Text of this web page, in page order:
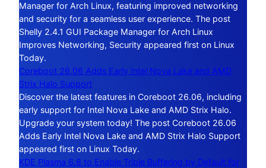
Manager for Arch Linux, featuring improved networking
and security for a seamless user experience. The post
Shelly 2.4.1 GUI Package Manager for Arch Linux
Improves Networking, Security appeared first on Linux
Today.
Coreboot 26.06 Adds Early Intel Nova Lake and AMD
Strix Halo Support
Discover the latest features in Coreboot 26.06, including
early support for Intel Nova Lake and AMD Strix Halo.
Upgrade your system today! The post Coreboot 26.06
Adds Early Intel Nova Lake and AMD Strix Halo Support
appeared first on Linux Today.
KDE Plasma 6.8 to Enable Triple Buffering by Default for